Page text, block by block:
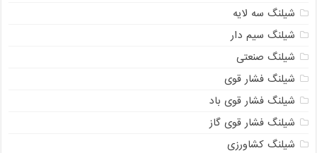
شیلنگ سه لایه
شیلنگ سیم دار
شیلنگ صنعتی
شیلنگ فشار قوی
شیلنگ فشار قوی باد
شیلنگ فشار قوی گاز
شیلنگ کشاورزی